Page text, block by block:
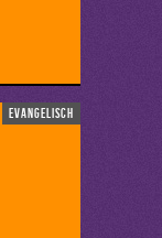
evangelisch